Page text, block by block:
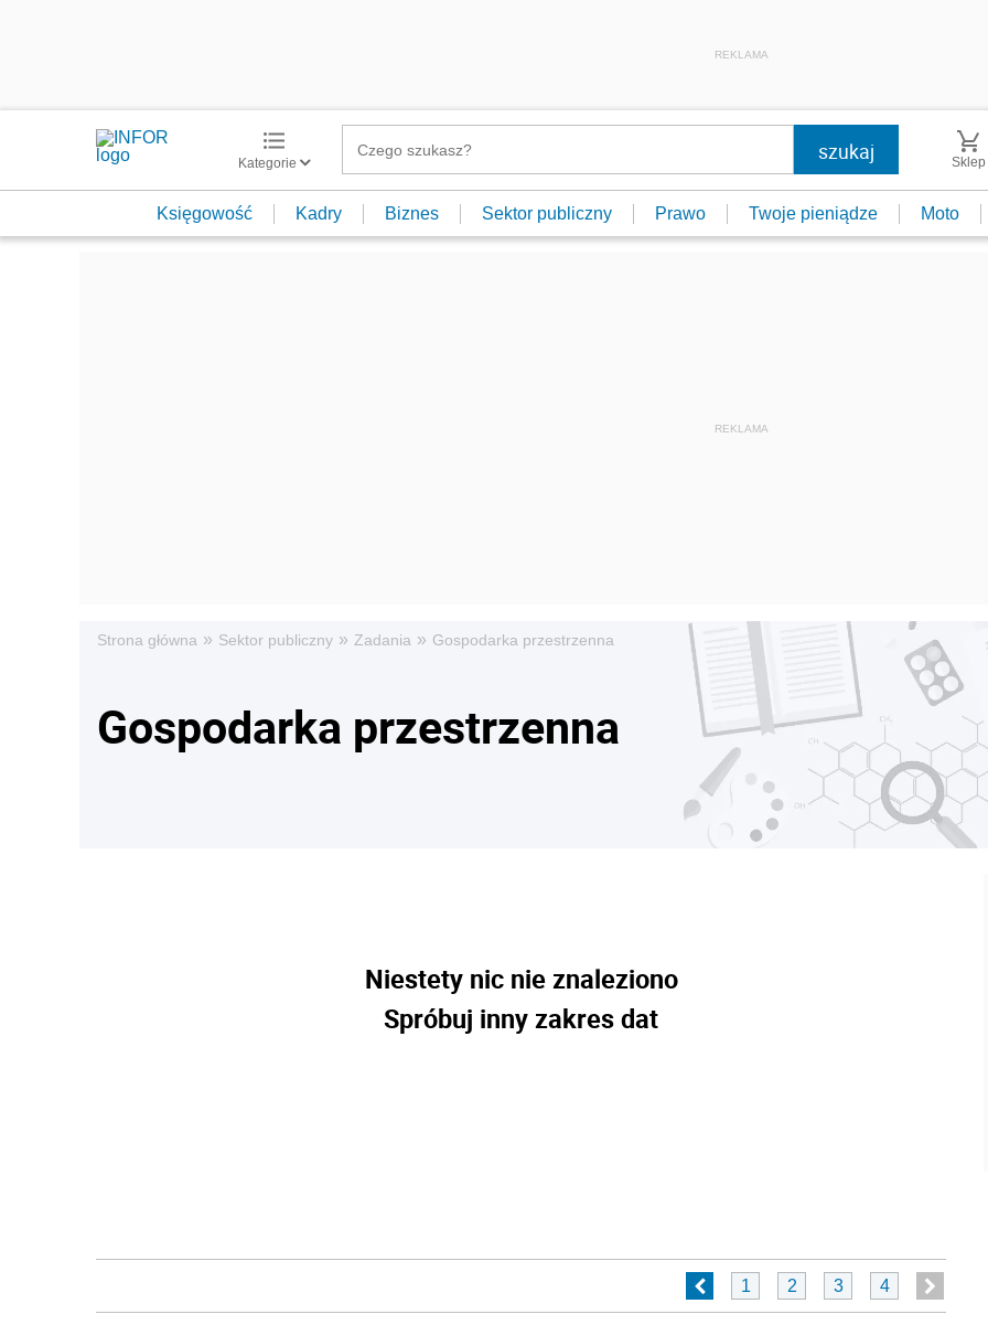
REKLAMA
Kategorie Sklep
Księgowość Kadry Biznes Sektor publiczny Prawo Twoje pieniądze Moto
Strona główna » Sektor publiczny » Zadania » Gospodarka przestrzenna
Gospodarka przestrzenna
Niestety nic nie znaleziono
Spróbuj inny zakres dat
1 2 3 4